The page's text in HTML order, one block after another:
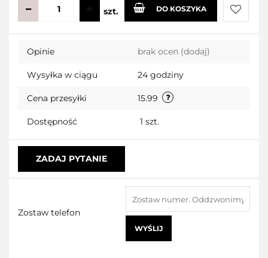
szt. DO KOSZYKA
Do
Opinie brak ocen (dodaj)
Wysyłka w ciągu 24 godziny
Cena przesyłki 15.99
Dostępność 1 szt.
ZADAJ PYTANIE
Zostaw telefon
WYŚLIJ